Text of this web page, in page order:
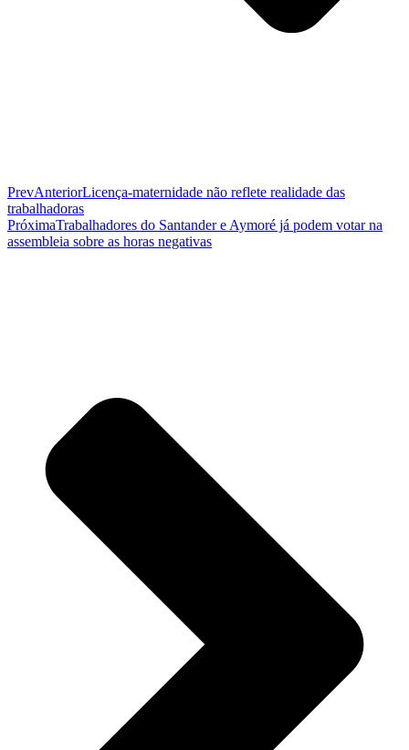
PrevAnteriorLicença-maternidade não reflete realidade das
trabalhadoras
PróximaTrabalhadores do Santander e Aymoré já podem votar na
assembleia sobre as horas negativas